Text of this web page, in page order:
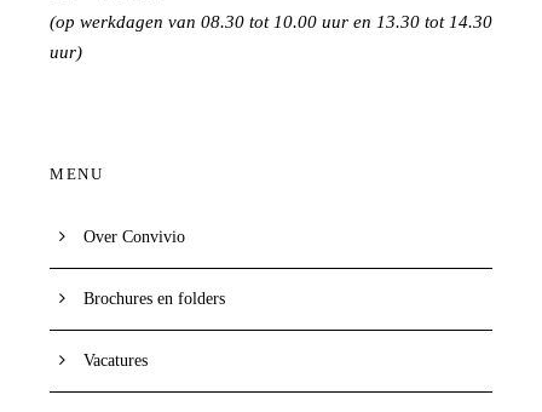
(op werkdagen van 08.30 tot 10.00 uur en 13.30 tot 14.30
uur)
MENU
Over Convivio
Brochures en folders
Vacatures